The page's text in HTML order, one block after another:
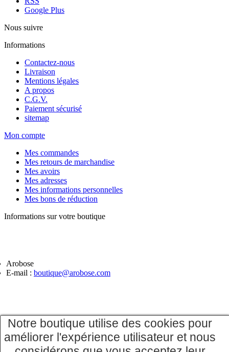
Notre boutique utilise des cookies pour
améliorer l'expérience utilisateur et nous
Google Plus
Nous suivre
Informations
Contactez-nous
Livraison
Mentions légales
A propos
C.G.V.
Paiement sécurisé
sitemap
Mon compte
Mes commandes
Mes retours de marchandise
Mes avoirs
Mes adresses
Mes informations personnelles
Mes bons de réduction
Informations sur votre boutique
Arobose
E-mail : boutique@arobose.com